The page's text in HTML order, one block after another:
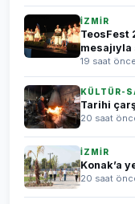
İZMİR
TeosFest
19 saat önce
KÜLTÜR-
Tarihi
20 saat
İZMİR
Konak’a
20 saat